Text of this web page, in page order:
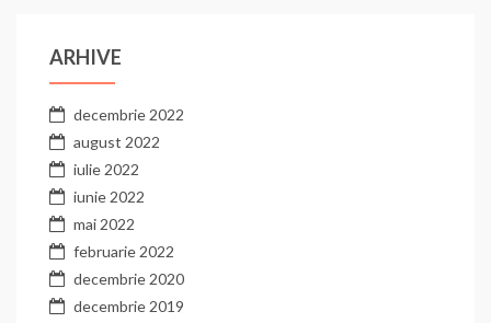
ARHIVE
decembrie 2022
august 2022
iulie 2022
iunie 2022
mai 2022
februarie 2022
decembrie 2020
decembrie 2019